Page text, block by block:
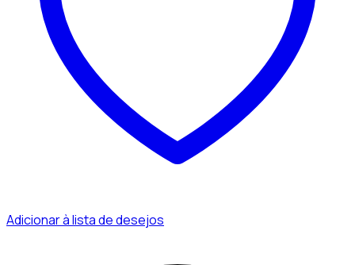
Adicionar à lista de desejos